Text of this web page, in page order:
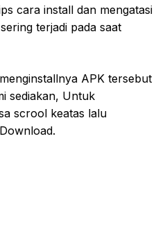
cara install dan mengatasi
terjadi pada saat
APK tersebut
sediakan, Untuk
scrool keatas lalu